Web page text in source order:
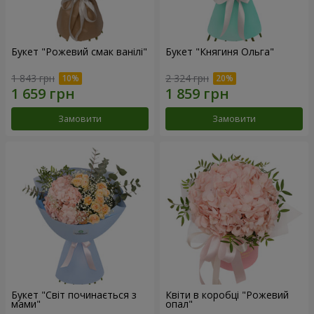
Букет "Рожевий смак ванілі"
1 843 грн
Замовити
Букет "Княгиня Ольга"
2 324 грн
Замовити
Букет "Світ починається з
мами"
Квіти в коробці "Рожевий
опал"